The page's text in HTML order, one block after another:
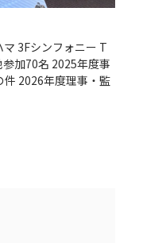
3Fシンフォニー T
加70名 2025年度事
2026年度理事・監